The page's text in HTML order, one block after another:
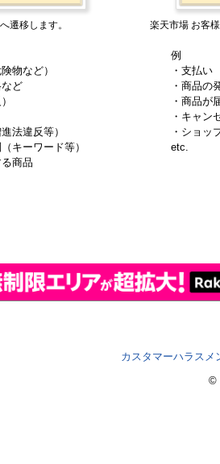
遷移します。
物など）
など
法違反等）
キーワード等）
商品
楽天市場 お客
例
・支払い
・商品の
・商品が
・キャン
・ショッ
etc.
カスタマーハラスメ
©